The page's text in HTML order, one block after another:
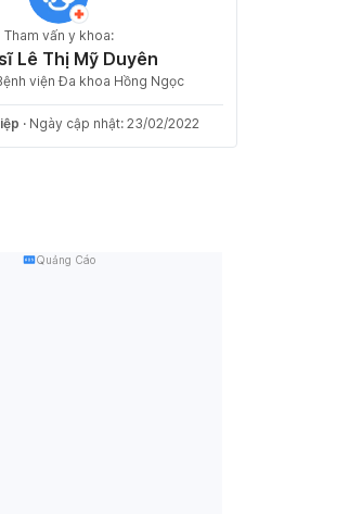
Tham vấn y khoa:
Lê Thị Mỹ Duyên
viện Đa khoa Hồng Ngọc
· Ngày cập nhật: 23/02/2022
Quảng Cáo